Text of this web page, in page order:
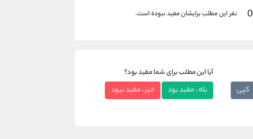
0 نفر این مطلب برایشان مفید نبوده است.
کپی
آیا این مطلب برای شما مفید بود؟
بله ، مفید بود خیر ، مفید نبود